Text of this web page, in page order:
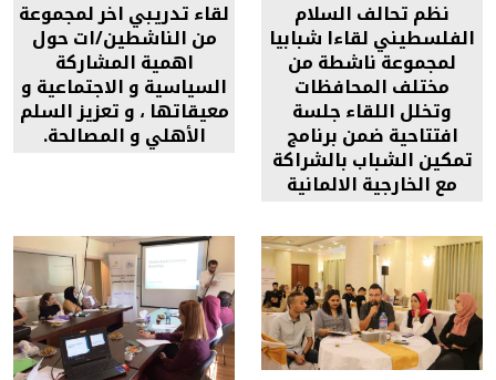
نظم تحالف السلام
الفلسطيني لقاءا شبابيا
لمجموعة ناشطة من
مختلف المحافظات
وتخلل اللقاء جلسة
افتتاحية ضمن برنامج
تمكين الشباب بالشراكة
مع الخارجية الالمانية
لقاء تدريبي اخر لمجموعة
من الناشطين/ات حول
اهمية المشاركة
السياسية و الاجتماعية و
معيقاتها ، و تعزيز السلم
الأهلي و المصالحة.